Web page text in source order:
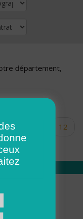
département,
10
12
17